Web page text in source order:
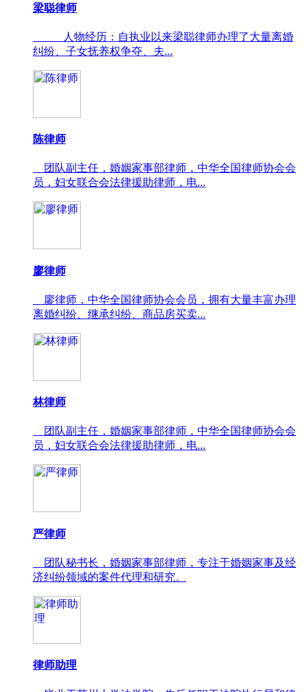
梁聪律师
人物经历：自执业以来梁聪律师办理了大量离婚
纠纷、子女抚养权争夺、夫...
陈律师
团队副主任，婚姻家事部律师，中华全国律师协会会
员，妇女联合会法律援助律师，电...
廖律师
廖律师，中华全国律师协会会员，拥有大量丰富办理
离婚纠纷、继承纠纷、商品房买卖...
林律师
团队副主任，婚姻家事部律师，中华全国律师协会会
员，妇女联合会法律援助律师，电...
严律师
团队秘书长，婚姻家事部律师，专注于婚姻家事及经
济纠纷领域的案件代理和研究。
律师助理